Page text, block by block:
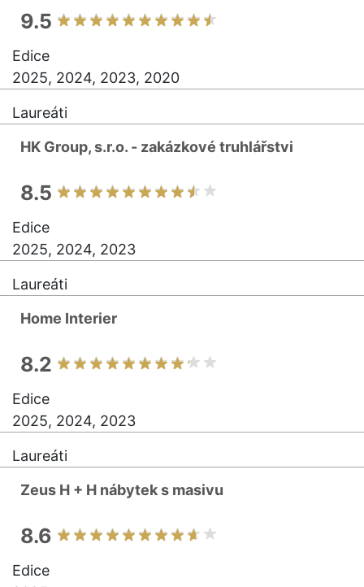
9.5
Edice
2025, 2024, 2023, 2020
Laureáti
HK Group, s.r.o. - zakázkové truhlářstvi
8.5
Edice
2025, 2024, 2023
Laureáti
Home Interier
8.2
Edice
2025, 2024, 2023
Laureáti
Zeus H + H nábytek s masivu
8.6
Edice